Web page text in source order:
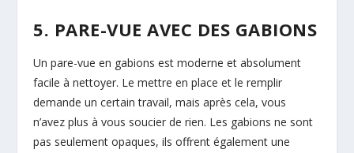
5. PARE-VUE AVEC DES GABIONS
Un pare-vue en gabions est moderne et absolument
facile à nettoyer. Le mettre en place et le remplir
demande un certain travail, mais après cela, vous
n’avez plus à vous soucier de rien. Les gabions ne sont
pas seulement opaques, ils offrent également une